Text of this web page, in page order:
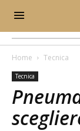
Home Tecnica
Tecnica